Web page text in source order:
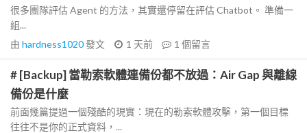
很多團隊評估 Agent 的方法，其實還停留在評估 Chatbot。 準備一
組...
由 hardness1020發文 1 天前 1 個留言
# [Backup] 當勒索軟體連備份都不放過：Air Gap 與離線
備份是什麼
前面幾篇提過一個殘酷的現實：現在的勒索軟體攻擊，第一個目標
往往不是你的正式資料，...